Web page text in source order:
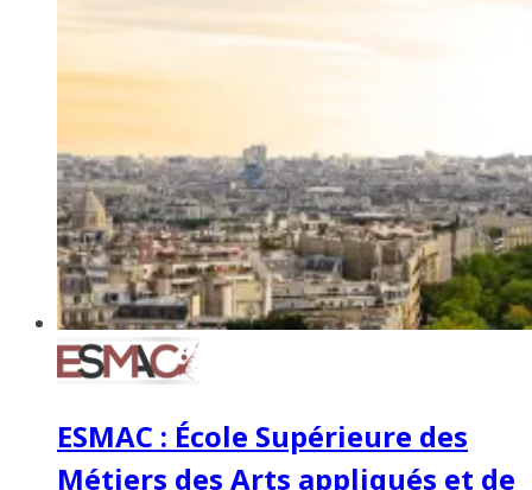
ESMAC : École Supérieure des
Métiers des Arts appliqués et de